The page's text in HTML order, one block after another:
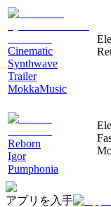
Cinematic
Synthwave
Trailer
MokkaMusic
Reborn
Igor
Pumphonia
アプリを入手